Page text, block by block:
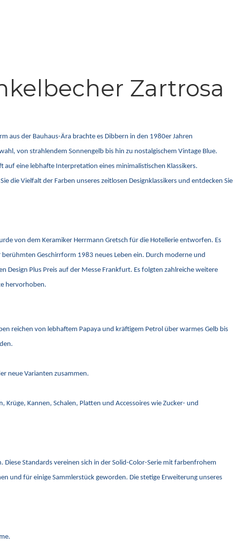
Zartrosa
aus der Bauhaus-Ära brachte es Dibbern in den 1980er Jahren
von strahlendem Sonnengelb bis hin zu nostalgischem Vintage Blue.
eine lebhafte Interpretation eines minimalistischen Klassikers.
die Vielfalt der Farben unseres zeitlosen Designklassikers und entdecken Sie
von dem Keramiker Herrmann Gretsch für die Hotellerie entworfen. Es
Geschirrform 1983 neues Leben ein. Durch moderne und
Design Plus Preis auf der Messe Frankfurt. Es folgten zahlreiche weitere
hervorhoben.
reichen von lebhaftem Papaya und kräftigem Petrol über warmes Gelb bis
neue Varianten zusammen.
Krüge, Kannen, Schalen, Platten und Accessoires wie Zucker- und
Standards vereinen sich in der Solid-Color-Serie mit farbenfrohem
und für einige Sammlerstück geworden. Die stetige Erweiterung unseres